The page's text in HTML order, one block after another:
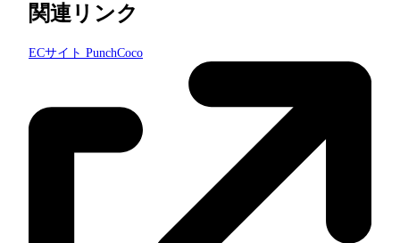
関連リンク
ECサイト PunchCoco